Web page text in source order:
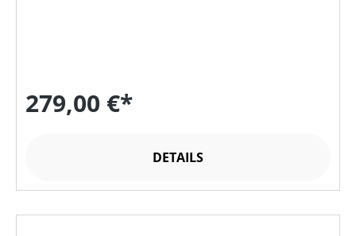
279,00 €*
DETAILS